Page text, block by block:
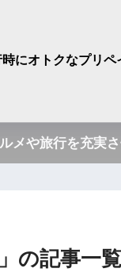
にオトクなプリペ
メや旅行を充実
の記事一覧